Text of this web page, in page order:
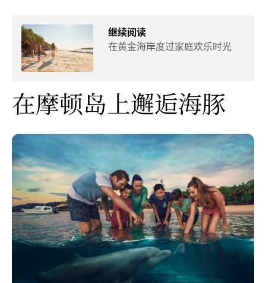
继续阅读
在黄金海岸度过家庭欢乐时光
在摩顿岛上邂逅海豚